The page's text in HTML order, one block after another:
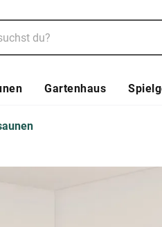
Gartenhaus